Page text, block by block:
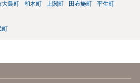
大島町 和木町 上関町 田布施町 平生町
町